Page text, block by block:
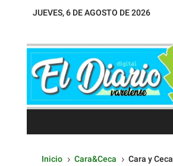
JUEVES, 6 DE AGOSTO DE 2026
Inicio 5 Cara&Ceca 5 Cara y Ceca